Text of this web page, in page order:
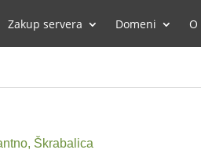
Zakup servera Domeni
, Škrabalica